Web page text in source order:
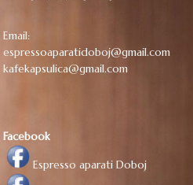
Email:
espressoaparatidoboj@gmail.com
kafekapsulica@gmail.com
Facebook
Espresso aparati Doboj